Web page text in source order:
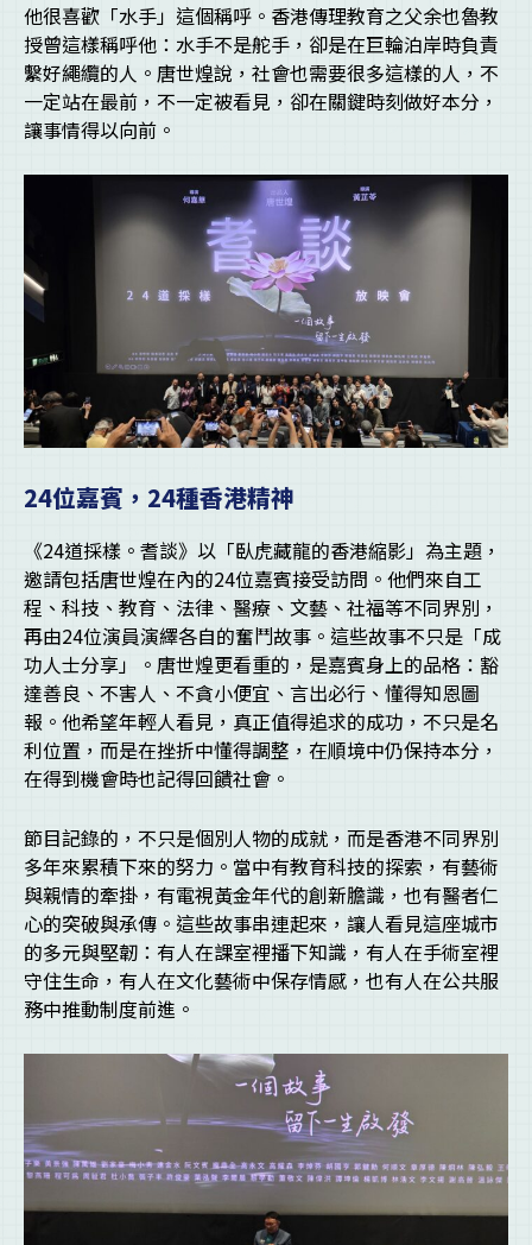
他很喜歡「水手」這個稱呼。香港傳理教育之父余也魯教
授曾這樣稱呼他：水手不是舵手，卻是在巨輪泊岸時負責
繫好繩纜的人。唐世煌說，社會也需要很多這樣的人，不
一定站在最前，不一定被看見，卻在關鍵時刻做好本分，
讓事情得以向前。
24位嘉賓，24種香港精神
《24道採樣。耆談》以「臥虎藏龍的香港縮影」為主題，
邀請包括唐世煌在內的24位嘉賓接受訪問。他們來自工
程、科技、教育、法律、醫療、文藝、社福等不同界別，
再由24位演員演繹各自的奮鬥故事。這些故事不只是「成
功人士分享」。唐世煌更看重的，是嘉賓身上的品格：豁
達善良、不害人、不貪小便宜、言出必行、懂得知恩圖
報。他希望年輕人看見，真正值得追求的成功，不只是名
利位置，而是在挫折中懂得調整，在順境中仍保持本分，
在得到機會時也記得回饋社會。
節目記錄的，不只是個別人物的成就，而是香港不同界別
多年來累積下來的努力。當中有教育科技的探索，有藝術
與親情的牽掛，有電視黃金年代的創新膽識，也有醫者仁
心的突破與承傳。這些故事串連起來，讓人看見這座城市
的多元與堅韌：有人在課室裡播下知識，有人在手術室裡
守住生命，有人在文化藝術中保存情感，也有人在公共服
務中推動制度前進。